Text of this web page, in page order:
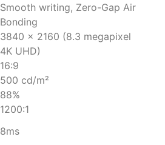
Smooth writing, Zero-Gap Air
Bonding
3840 x 2160 (8.3 megapixel
4K UHD)
16:9
500 cd/m²
88%
1200:1
8ms